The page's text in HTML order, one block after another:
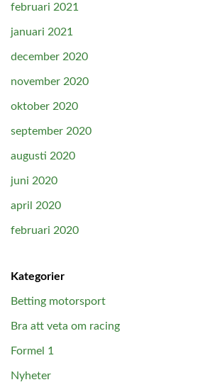
februari 2021
januari 2021
december 2020
november 2020
oktober 2020
september 2020
augusti 2020
juni 2020
april 2020
februari 2020
Kategorier
Betting motorsport
Bra att veta om racing
Formel 1
Nyheter